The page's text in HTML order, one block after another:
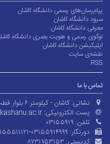
پیام‌رسان‌های رسمی دانشگاه کاشان
سرود دانشگاه کاشان
معرفی دانشگاه کاشان
لوگوی رسمی و هویت بصری دانشگاه
اپلیکیشن دانشگاه کاشان
نقشه‌ی سایت
RSS
تماس با ما
نشانی: کاشان - کیلومتر ۶ بلوار قطب راوندی
پست الکترونیکی:
تلفن: ۰۳۱۵۵۹۱۹
دورنگار: ۰۳۱۵۵۵۱۱۱۲۱-